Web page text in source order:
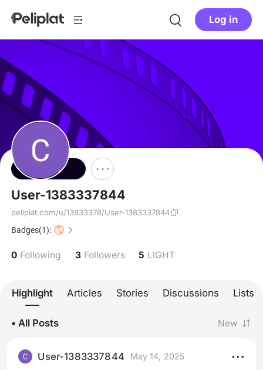
Log in
Follow
User-1383337844
peliplat.com/u/13833378/User-1383337844
Badges(1):
0 Following 3 Followers 5 LIGHT
Highlight Articles Stories Discussions Lists
• All Posts New
User-1383337844 May 14, 2025